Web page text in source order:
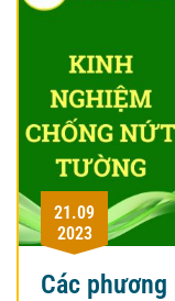
21.09
2023
Các